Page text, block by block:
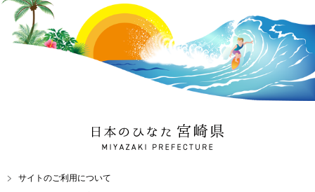
日本のひなた 宮崎県
MIYAZAKI PREFECTURE
サイトのご利用について